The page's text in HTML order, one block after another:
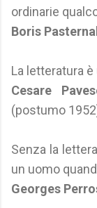
ordinarie
Boris
La letteratura
Cesare
(postumo
Senza la
un uomo
Georges